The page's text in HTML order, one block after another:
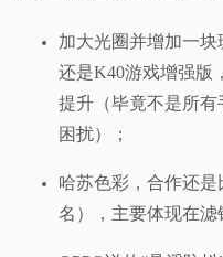
加大光圈并增加一
还是K40游戏增强版
提升（毕竟不是所有
困扰）；
哈苏色彩，合作还
名），主要体现在滤